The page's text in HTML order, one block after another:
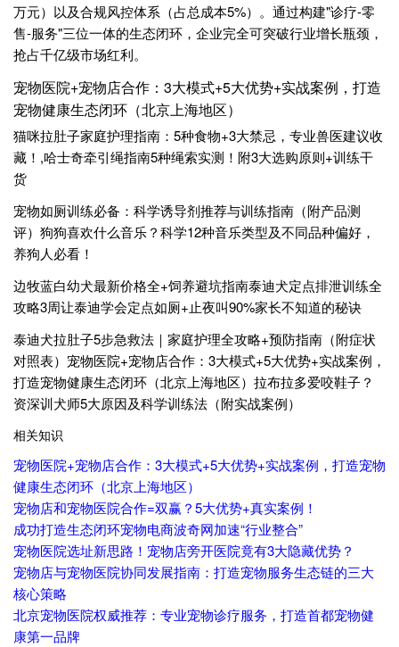
万元）以及合规风控体系（占总成本5%）。通过构建"诊疗-零
售-服务"三位一体的生态闭环，企业完全可突破行业增长瓶颈，
抢占千亿级市场红利。
宠物医院+宠物店合作：3大模式+5大优势+实战案例，打造
宠物健康生态闭环（北京上海地区）
猫咪拉肚子家庭护理指南：5种食物+3大禁忌，专业兽医建议收
藏！,哈士奇牵引绳指南5种绳索实测！附3大选购原则+训练干
货
宠物如厕训练必备：科学诱导剂推荐与训练指南（附产品测
评）狗狗喜欢什么音乐？科学12种音乐类型及不同品种偏好，
养狗人必看！
边牧蓝白幼犬最新价格全+饲养避坑指南泰迪犬定点排泄训练全
攻略3周让泰迪学会定点如厕+止夜叫90%家长不知道的秘诀
泰迪犬拉肚子5步急救法｜家庭护理全攻略+预防指南（附症状
对照表）宠物医院+宠物店合作：3大模式+5大优势+实战案例，
打造宠物健康生态闭环（北京上海地区）拉布拉多爱咬鞋子？
资深训犬师5大原因及科学训练法（附实战案例）
相关知识
宠物医院+宠物店合作：3大模式+5大优势+实战案例，打造宠物
健康生态闭环（北京上海地区）
宠物店和宠物医院合作=双赢？5大优势+真实案例！
成功打造生态闭环宠物电商波奇网加速“行业整合”
宠物医院选址新思路！宠物店旁开医院竟有3大隐藏优势？
宠物店与宠物医院协同发展指南：打造宠物服务生态链的三大
核心策略
北京宠物医院权威推荐：专业宠物诊疗服务，打造首都宠物健
康第一品牌